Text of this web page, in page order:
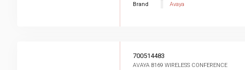
Brand
Avaya
700514483
AVAYA B169 WIRELESS CONFERENCE